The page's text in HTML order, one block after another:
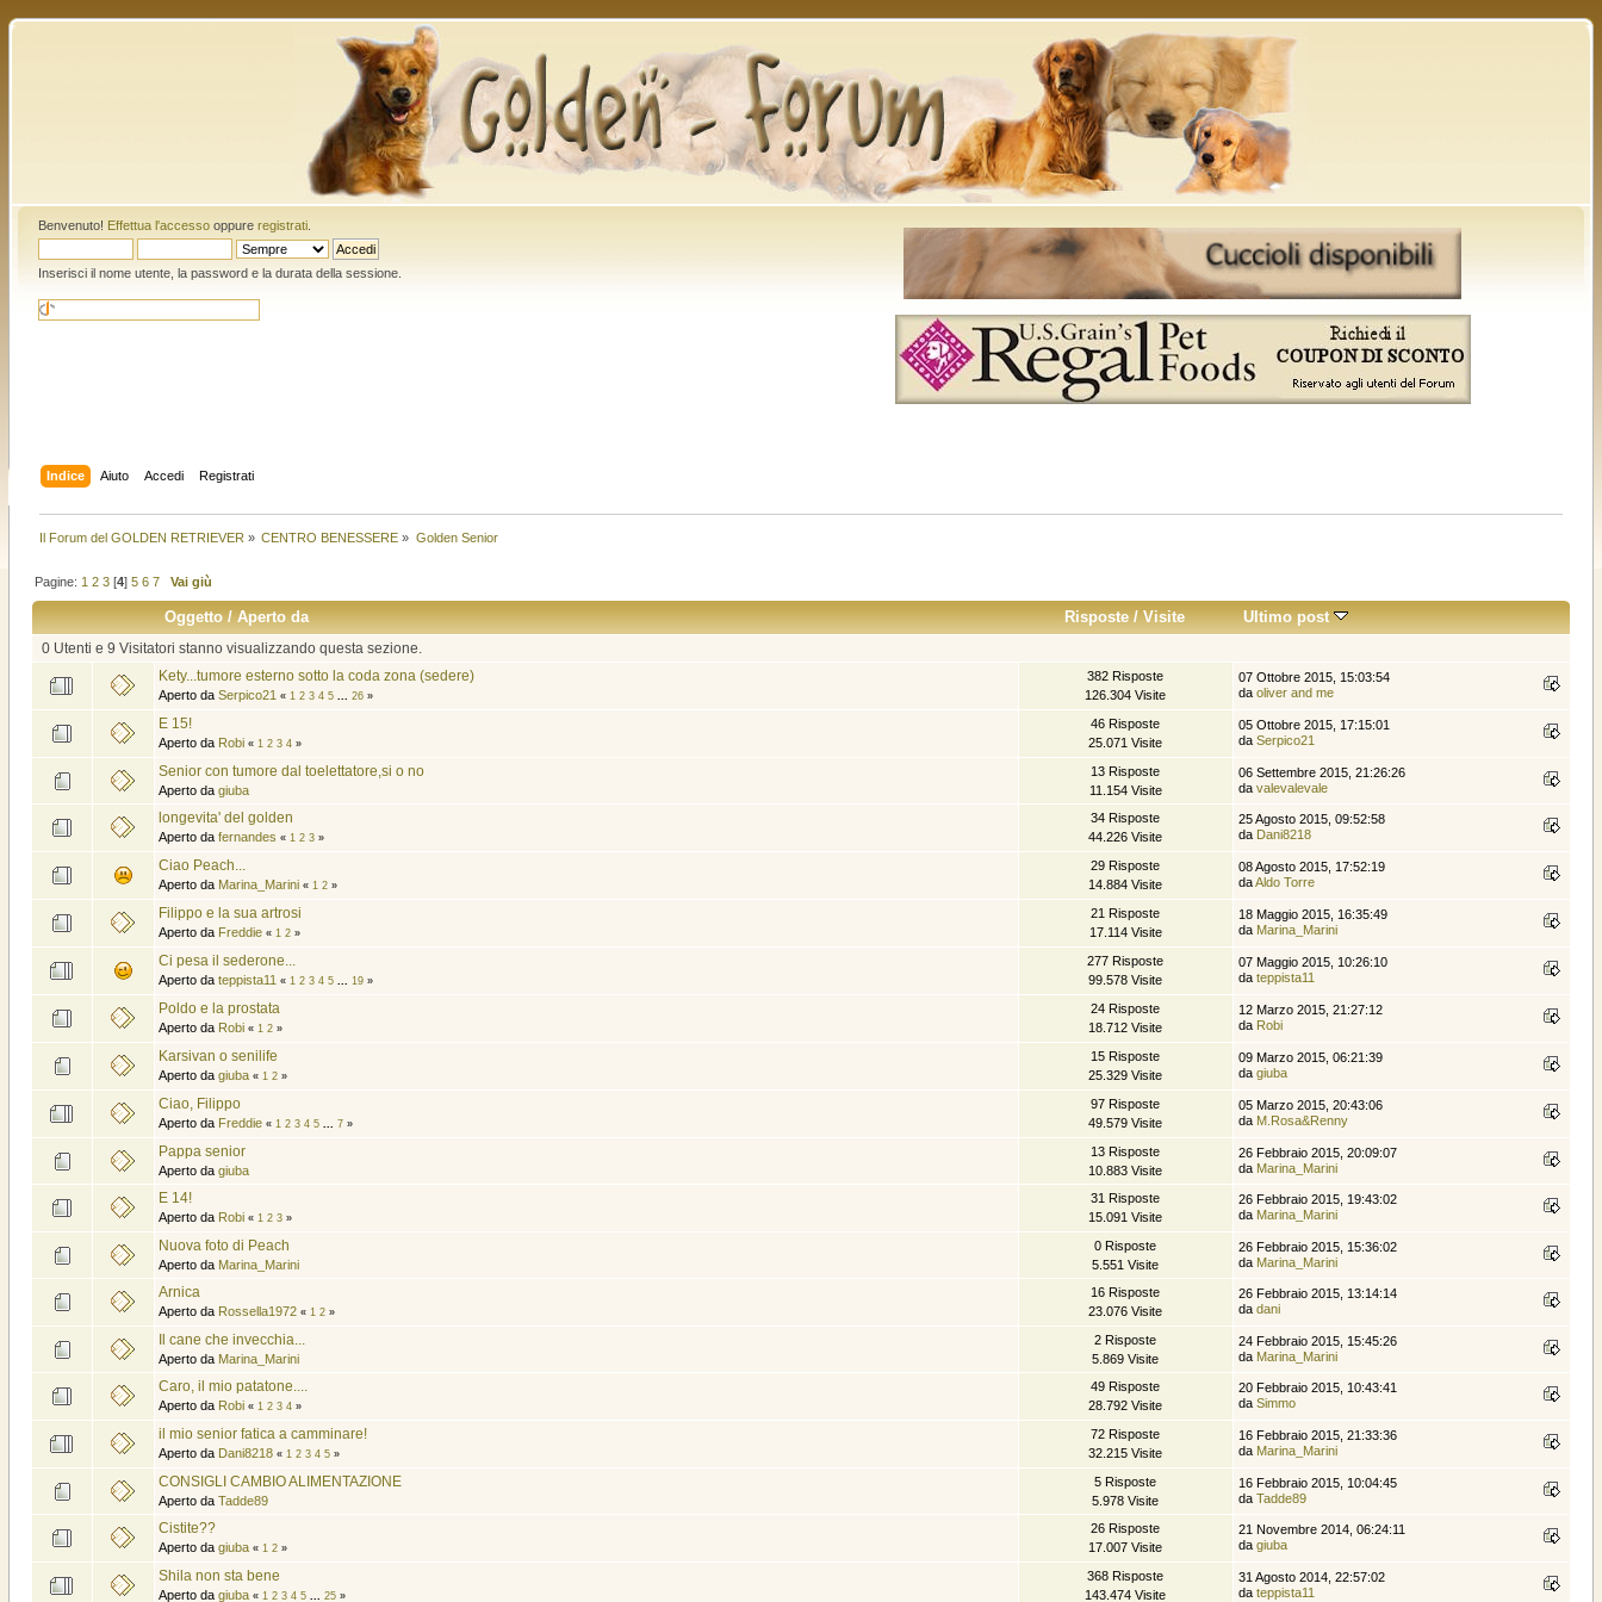
Benvenuto! Effettua l'accessooppure registrati.
Inserisci il nome utente, la password e la durata della sessione.
Indice Aiuto Accedi Registrati
Il Forum del GOLDEN RETRIEVER » CENTRO BENESSERE » Golden Senior
Pagine: 1 2 3[4] 5 6 7 Vai giù
Oggetto/Aperto da Risposte/Visite Ultimo post
0 Utenti e 9 Visitatori stanno visualizzando questa sezione.
Kety...tumore esterno sotto la coda zona (sedere)
Aperto da Serpico21 « 1 2 3 4 5 26»
382 Risposte
126.304 Visite
07 Ottobre 2015, 15:03:54
da oliver and me
E 15!
Aperto da Robi « 1 2 3 4»
46 Risposte
25.071 Visite
05 Ottobre 2015, 17:15:01
da Serpico21
Senior con tumore dal toelettatore,si o no
Aperto da giuba
13 Risposte
11.154 Visite
06 Settembre 2015, 21:26:26
da valevalevale
longevita' del golden
Aperto da fernandes « 1 2 3»
34 Risposte
44.226 Visite
25 Agosto 2015, 09:52:58
da Dani8218
Ciao Peach...
Aperto da Marina_Marini « 1 2»
29 Risposte
14.884 Visite
08 Agosto 2015, 17:52:19
daAldo Torre
Filippo e la sua artrosi
Aperto da Freddie « 1 2»
21 Risposte
17.114 Visite
18 Maggio 2015, 16:35:49
da Marina_Marini
Ci pesa il sederone...
Aperto da teppista11 « 1 2 3 4 5 19»
277 Risposte
99.578 Visite
07 Maggio 2015, 10:26:10
da teppista11
Poldo e la prostata
Aperto da Robi « 1 2»
24 Risposte
18.712 Visite
12 Marzo 2015, 21:27:12
da Robi
Karsivan o senilife
Aperto da giuba « 1 2»
15 Risposte
25.329 Visite
09 Marzo 2015, 06:21:39
da giuba
Ciao, Filippo
Aperto da Freddie « 1 2 3 4 5 7»
97 Risposte
49.579 Visite
05 Marzo 2015, 20:43:06
da M.Rosa&Renny
Pappa senior
Aperto da giuba
13 Risposte
10.883 Visite
26 Febbraio 2015, 20:09:07
da Marina_Marini
E 14!
Aperto da Robi « 1 2 3»
31 Risposte
15.091 Visite
26 Febbraio 2015, 19:43:02
da Marina_Marini
Nuova foto di Peach
Aperto da Marina_Marini
0 Risposte
5.551 Visite
26 Febbraio 2015, 15:36:02
da Marina_Marini
Arnica
Aperto da Rossella1972 « 1 2»
16 Risposte
23.076 Visite
26 Febbraio 2015, 13:14:14
da dani
Il cane che invecchia...
Aperto da Marina_Marini
2 Risposte
5.869 Visite
24 Febbraio 2015, 15:45:26
da Marina_Marini
Caro, il mio patatone....
Aperto da Robi « 1 2 3 4»
49 Risposte
28.792 Visite
20 Febbraio 2015, 10:43:41
da Simmo
il mio senior fatica a camminare!
Aperto da Dani8218 « 1 2 3 4 5»
72 Risposte
32.215 Visite
16 Febbraio 2015, 21:33:36
da Marina_Marini
CONSIGLI CAMBIO ALIMENTAZIONE
Aperto da Tadde89
5 Risposte
5.978 Visite
16 Febbraio 2015, 10:04:45
da Tadde89
Cistite??
Aperto da giuba « 1 2»
26 Risposte
17.007 Visite
21 Novembre 2014, 06:24:11
da giuba
Shila non sta bene
Aperto da giuba « 1 2 3 4 5 25»
368 Risposte
143.474 Visite
31 Agosto 2014, 22:57:02
da teppista11